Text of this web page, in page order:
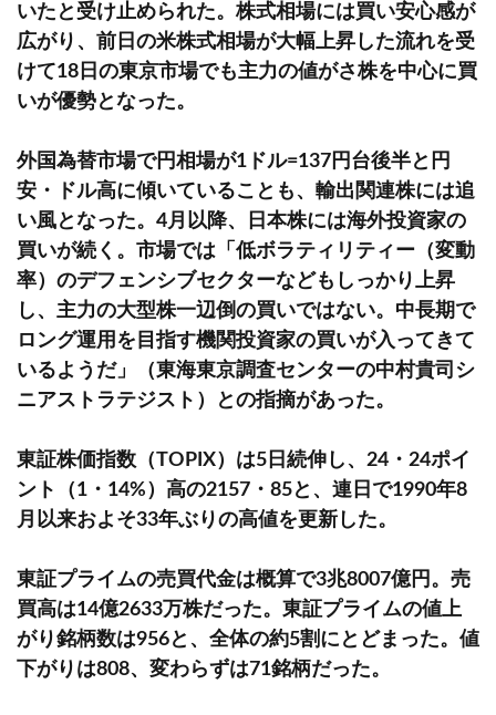
いたと受け止められた。株式相場には買い安心感が
広がり、前日の米株式相場が大幅上昇した流れを受
けて18日の東京市場でも主力の値がさ株を中心に買
いが優勢となった。
外国為替市場で円相場が1ドル=137円台後半と円
安・ドル高に傾いていることも、輸出関連株には追
い風となった。4月以降、日本株には海外投資家の
買いが続く。市場では「低ボラティリティー（変動
率）のデフェンシブセクターなどもしっかり上昇
し、主力の大型株一辺倒の買いではない。中長期で
ロング運用を目指す機関投資家の買いが入ってきて
いるようだ」（東海東京調査センターの中村貴司シ
ニアストラテジスト）との指摘があった。
東証株価指数（TOPIX）は5日続伸し、24・24ポイ
ント（1・14%）高の2157・85と、連日で1990年8
月以来およそ33年ぶりの高値を更新した。
東証プライムの売買代金は概算で3兆8007億円。売
買高は14億2633万株だった。東証プライムの値上
がり銘柄数は956と、全体の約5割にとどまった。値
下がりは808、変わらずは71銘柄だった。